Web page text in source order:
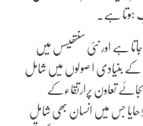
ہوتا ہے۔
ہے اور نئی سنتھیسس میں
کے بنیادی ا صولوں میں شامل
بجائے تعاون پرارتقاءکے
جس میں انسان بھی شامل